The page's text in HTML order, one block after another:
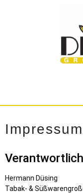
Impressum
Hermann Düsing
Tabak- &